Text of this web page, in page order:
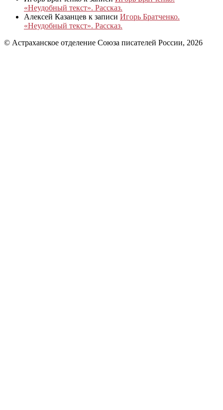
«Неудобный текст». Рассказ.
Алексей Казанцев к записи Игорь Братченко.
«Неудобный текст». Рассказ.
© Астраханское отделение Союза писателей России, 2026